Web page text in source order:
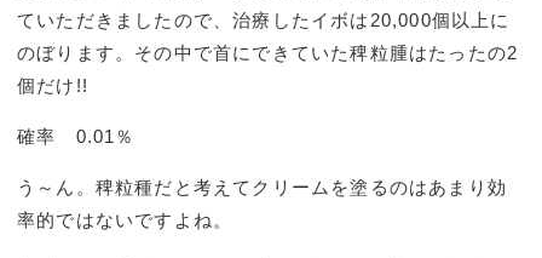
ていただきましたので、治療したイボは20,000個以上に
のぼります。その中で首にできていた稗粒腫はたったの2
個だけ!!
確率 0.01％
う～ん。稗粒種だと考えてクリームを塗るのはあまり効
率的ではないですよね。